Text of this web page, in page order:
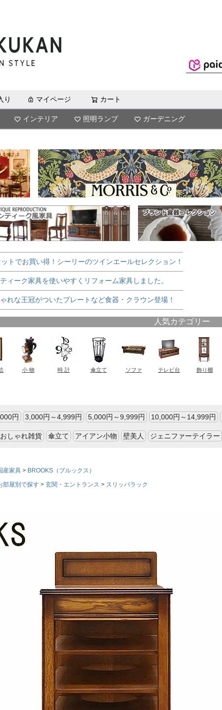
り マイページ カート
インテリア 照明ランプ ガーデニング
トでお買い得！シーリーのツインエールセレクション！
ィーク家具を使いやすくリフォーム家具しました。
れな王冠がついたプレートなど食器・クラウン登場！
円 3,000円～4,999円 5,000円～9,999円 10,000円～14,999円
おしゃれ雑貨 傘立て アイアン小物 壁美人 ジェニファーテイラー
産家具
BROOKS（ブルックス）
部屋別で探す 玄関・エントランス スリッパラック